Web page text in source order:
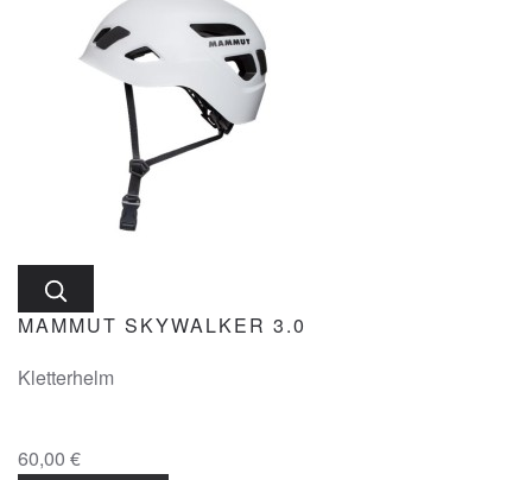
MAMMUT SKYWALKER 3.0
Kletterhelm
60,00 €